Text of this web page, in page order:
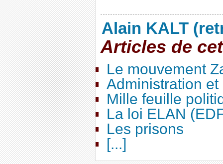
Alain KALT
Articles de
Le mouvement
Administration
Mille feuille
La loi ELAN
Les prisons
[...]